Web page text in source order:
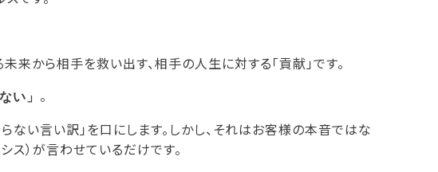
来から相手を救い出す、相手の人生に対する「貢献」です。
い」 。
ない言い訳」を口にします。しかし、それはお客様の本音ではな
ス）が言わせているだけです。